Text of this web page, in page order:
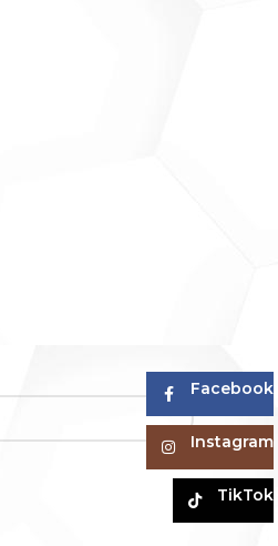
Facebook
Instagram
TikTok